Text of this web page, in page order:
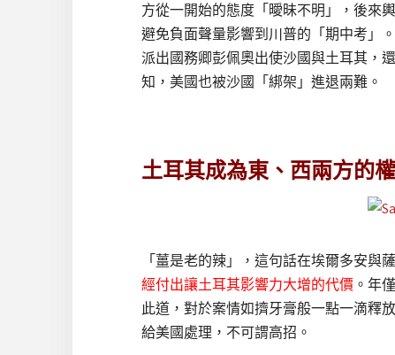
方從一開始的態度「曖昧不明」，後來
避免負面聲量影響到川普的「期中考」
派出國務卿彭佩奧出使沙國與土耳其，
知，美國也被沙國「綁架」進退兩難。
土耳其成為東、西兩方的
「薑是老的辣」，這句話在埃爾多安與
經付出讓土耳其影響力大增的代價 。年
此道，對於案情如擠牙膏般一點一滴釋
給美國處理，不可謂高招。